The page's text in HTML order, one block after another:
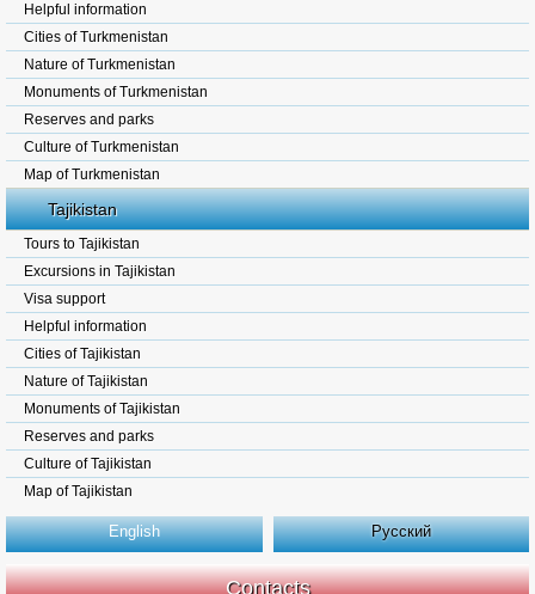
Helpful information
Cities of Turkmenistan
Nature of Turkmenistan
Monuments of Turkmenistan
Reserves and parks
Culture of Turkmenistan
Map of Turkmenistan
Tajikistan
Tours to Tajikistan
Excursions in Tajikistan
Visa support
Helpful information
Cities of Tajikistan
Nature of Tajikistan
Monuments of Tajikistan
Reserves and parks
Culture of Tajikistan
Map of Tajikistan
English Русский
Contacts